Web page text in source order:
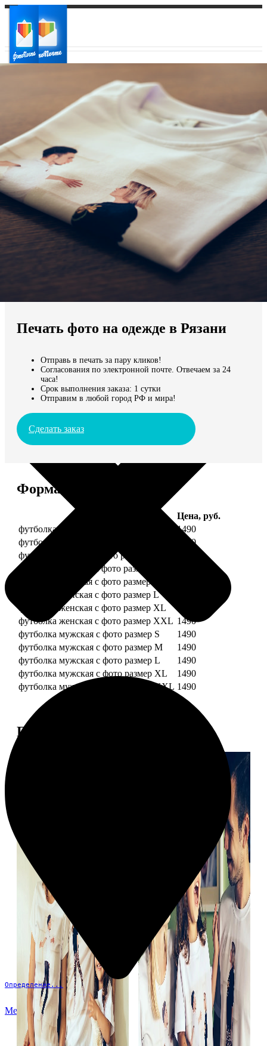
Ваш регион доставки
Выберите из списка:
Мы доставляем по всему миру
Продолжить без города
Определение...
Меню
Печать фото на одежде в Рязани
Отправь в печать за пару кликов!
Согласования по электронной почте. Отвечаем за 24
часа!
Срок выполнения заказа: 1 сутки
Отправим в любой город РФ и мира!
Сделать заказ
Форматы и цены
Цена, руб.
футболка детская с фото рост 118 см
1490
футболка детская с фото рост 128 см
1490
футболка детская с фото рост 134 см
футболка женская с фото размер S
футболка женская с фото размер M
футболка женская с фото размер L
футболка женская с фото размер XL
футболка женская с фото размер XXL 1490
футболка мужская с фото размер S
1490
футболка мужская с фото размер M
1490
футболка мужская с фото размер L
1490
футболка мужская с фото размер XL
1490
футболка мужская с фото размер XXL 1490
Примеры работ